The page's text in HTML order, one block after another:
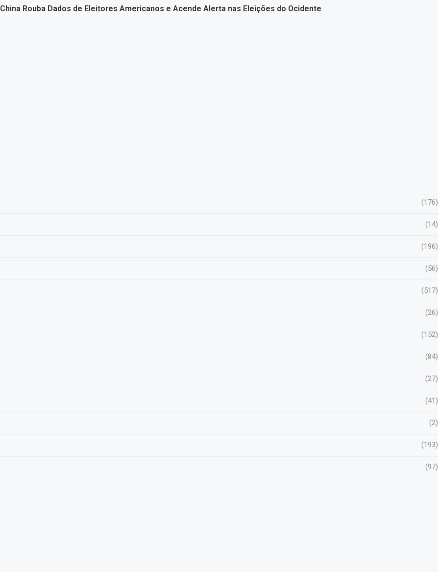
China Rouba Dados de Eleitores Americanos e Acende Alerta nas Eleições do Ocidente
(176)
(14)
(196)
(56)
(517)
(26)
(152)
(84)
(27)
(41)
(2)
(193)
(97)